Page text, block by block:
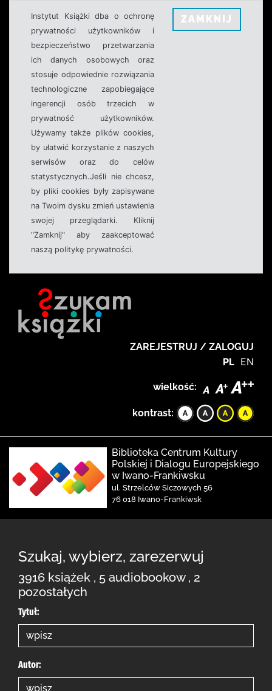
Instytut Książki dba o ochronę
prywatności użytkowników i
bezpieczeństwo przetwarzania
ich danych osobowych oraz
stosuje odpowiednie rozwiązania
technologiczne zapobiegające
ingerencji osób trzecich w
prywatność użytkowników.
Używamy także plików cookies,
by ułatwić korzystanie z naszych
serwisów oraz do celów
statystycznych.Jeśli nie chcesz,
by pliki cookies były zapisywane
na Twoim dysku zmień ustawienia
swojej przeglądarki. Kliknij
"Zamknij" aby zaakceptować
naszą politykę prywatności.
ZAMKNIJ
ZAREJESTRUJ / ZALOGUJ
PL EN
wielkość:
kontrast:
Biblioteka Centrum Kultury
Polskiej i Dialogu Europejskiego
w Iwano-Frankiwsku
ul. Strzelców Siczowych 56
76 018 Iwano-Frankiwsk
Szukaj, wybierz, zarezerwuj
3916 książek , 5 audiobookow , 2
pozostałych
Tytuł:
Autor: